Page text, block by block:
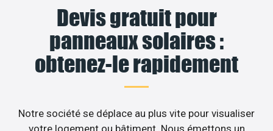
Devis gratuit pour
panneaux solaires :
obtenez-le rapidement
Notre société se déplace au plus vite pour visualiser
votre logement ou bâtiment. Nous émettons un